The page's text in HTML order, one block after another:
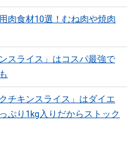
肉食材10選！むね肉や焼肉
スライス」はコスパ最強で
チキンスライス」はダイエ
ぷり1kg入りだからストック